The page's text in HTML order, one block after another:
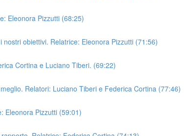
Eleonora Pizzutti (68:25)
obiettivi. Relatrice: Eleonora Pizzutti (71:56)
Cortina e Luciano Tiberi. (69:22)
Relatori: Luciano Tiberi e Federica Cortina (77:46)
Eleonora Pizzutti (59:01)